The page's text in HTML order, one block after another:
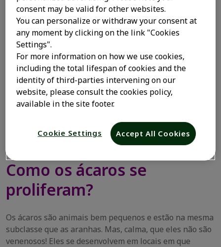
doença que provoca sintomas em quase 30% dos
adolescentes brasileiros
Os ácaros são frequentemente encontrados em casacos,
cobertores e roupas de cama que ficam guardados no
armário durante o verão e são utilizados no outono e no
inverno. Por isso, é importante conhecer os principais
sintomas causados pela alergia a ácaros, saber como se
proteger e ajudar a sua família a evitar esses bichinhos
tão pequenos, quase invisíveis. Por isso, separamos
Como os ácaros se
proliferam?
Os ácaros são animais bem pequenos e estão na mesma
subclasse que as aranhas. Mas, calma, que eles não são
venenosos! Eles se desenvolvem em locais em que
consent may be valid for other websites.
You can personalize or withdraw your consent at
any moment by clicking on the link "Cookies
Settings".
For more information on how we use cookies,
including the total lifespan of cookies and the
identity of third-parties intervening on our
website, please consult the cookies policy,
available in the site footer.
Cookie Settings Accept All Cookies